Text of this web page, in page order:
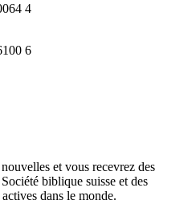
4
6
et vous recevrez des
biblique suisse et des
dans le monde.